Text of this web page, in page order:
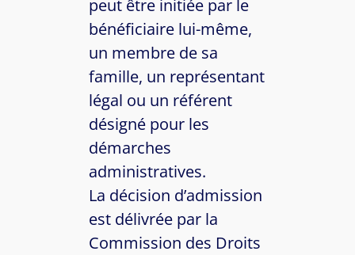
peut être initiée par le
bénéficiaire lui-même,
un membre de sa
famille, un représentant
légal ou un référent
désigné pour les
démarches
administratives.
La décision d’admission
est délivrée par la
Commission des Droits